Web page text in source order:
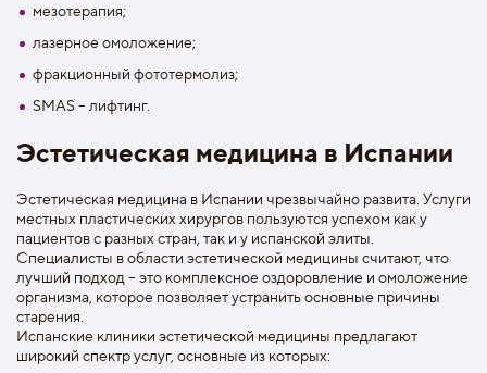
мезотерапия;
лазерное омоложение;
фракционный фототермолиз;
SMAS – лифтинг.
Эстетическая медицина в Испании
Эстетическая медицина в Испании чрезвычайно развита. Услуги
местных пластических хирургов пользуются успехом как у
пациентов с разных стран, так и у испанской элиты.
Специалисты в области эстетической медицины считают, что
лучший подход – это комплексное оздоровление и омоложение
организма, которое позволяет устранить основные причины
старения.
Испанские клиники эстетической медицины предлагают
широкий спектр услуг, основные из которых: